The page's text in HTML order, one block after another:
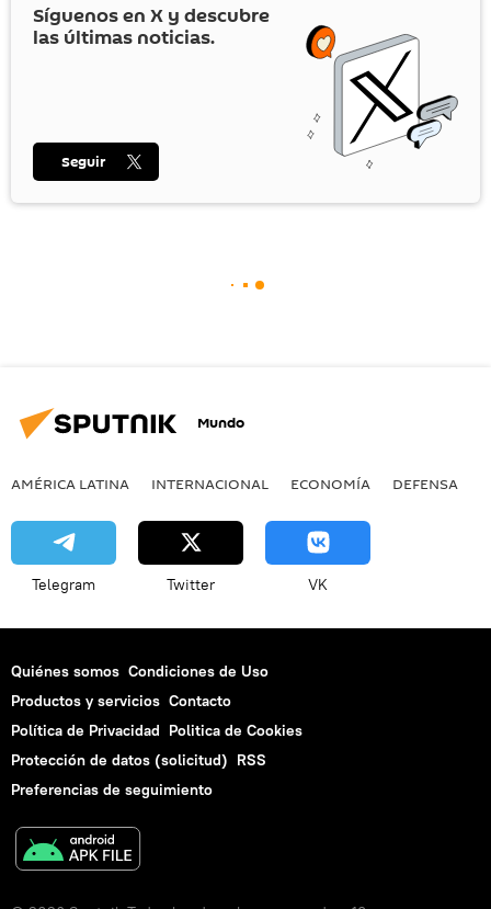
Síguenos en X y descubre
las últimas noticias.
Seguir
Mundo
AMÉRICA LATINA INTERNACIONAL ECONOMÍA DEFENSA
Telegram Twitter VK
Quiénes somos Condiciones de Uso
Productos y servicios Contacto
Política de Privacidad Politica de Cookies
Protección de datos (solicitud) RSS
Preferencias de seguimiento